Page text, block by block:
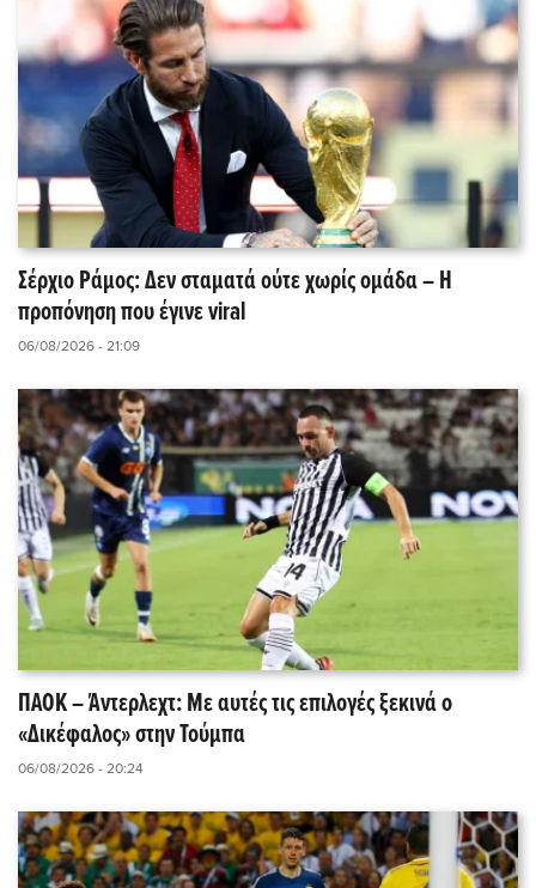
Σέρχιο Ράμος: Δεν σταματά ούτε χωρίς ομάδα – Η
προπόνηση που έγινε viral
06/08/2026 - 21:09
ΠΑΟΚ – Άντερλεχτ: Με αυτές τις επιλογές ξεκινά ο
«Δικέφαλος» στην Τούμπα
06/08/2026 - 20:24